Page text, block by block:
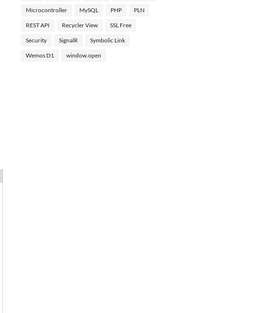
Microcontroller MySQL PHP PLN
REST API Recycler View SSL Free
Security SignalR Symbolic Link
Wemos D1 window.open